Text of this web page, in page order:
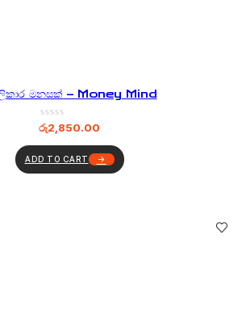
මනසක් – Money Mind
රු2,850.00
ADD TO CART